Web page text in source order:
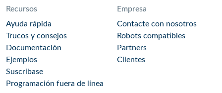
Recursos
Ayuda rápida
Trucos y consejos
Documentación
Ejemplos
Suscríbase
Programación fuera de línea
Empresa
Contacte con nosotros
Robots compatibles
Partners
Clientes